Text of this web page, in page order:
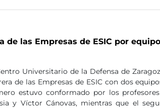
de las Empresas de ESIC por
Universitario de la Defensa de
de las Empresas de ESIC con dos
estuvo conformado por los
y Víctor Cánovas, mientras que el